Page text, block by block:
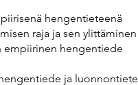
hengentieteenä
raja ja sen ylittäminen
empiirinen hengentiede
ja